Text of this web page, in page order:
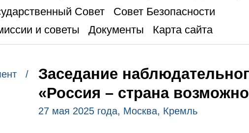
Совет
Совет Безопасности
и советы
Документы Карта сайта
/
Заседание
«Россия – страна
27 мая 2025 года, Москва, Кремль